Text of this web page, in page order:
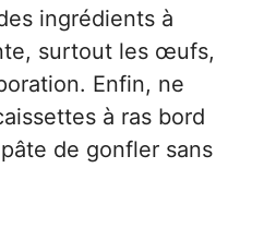
ingrédients à
surtout les œufs,
Enfin, ne
à ras bord
de gonfler sans